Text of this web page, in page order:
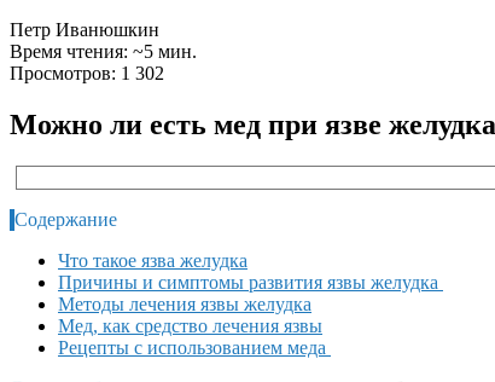
Петр Иванюшкин
Время чтения: ~5 мин.
Просмотров: 1 302
Можно ли есть мед при язве
Содержание
Что такое язва желудка
Причины и симптомы развития язвы желудка
Методы лечения язвы желудка
Мед, как средство лечения язвы
Рецепты с использованием меда